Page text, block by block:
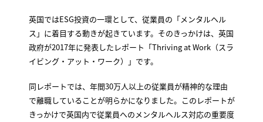
英国ではESG投資の一環として、従業員の「メンタルヘル
ス」に着目する動きが起きています。そのきっかけは、英国
政府が2017年に発表したレポート「Thriving at Work（スラ
イビング・アット・ワーク）」です。
同レポートでは、年間30万人以上の従業員が精神的な理由
で離職していることが明らかになりました。このレポートが
きっかけで英国内で従業員へのメンタルヘルス対応の重要度